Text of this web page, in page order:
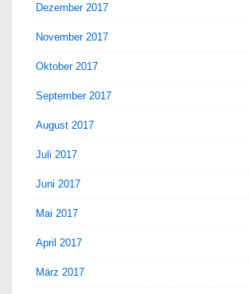
Dezember 2017
November 2017
Oktober 2017
September 2017
August 2017
Juli 2017
Juni 2017
Mai 2017
April 2017
März 2017